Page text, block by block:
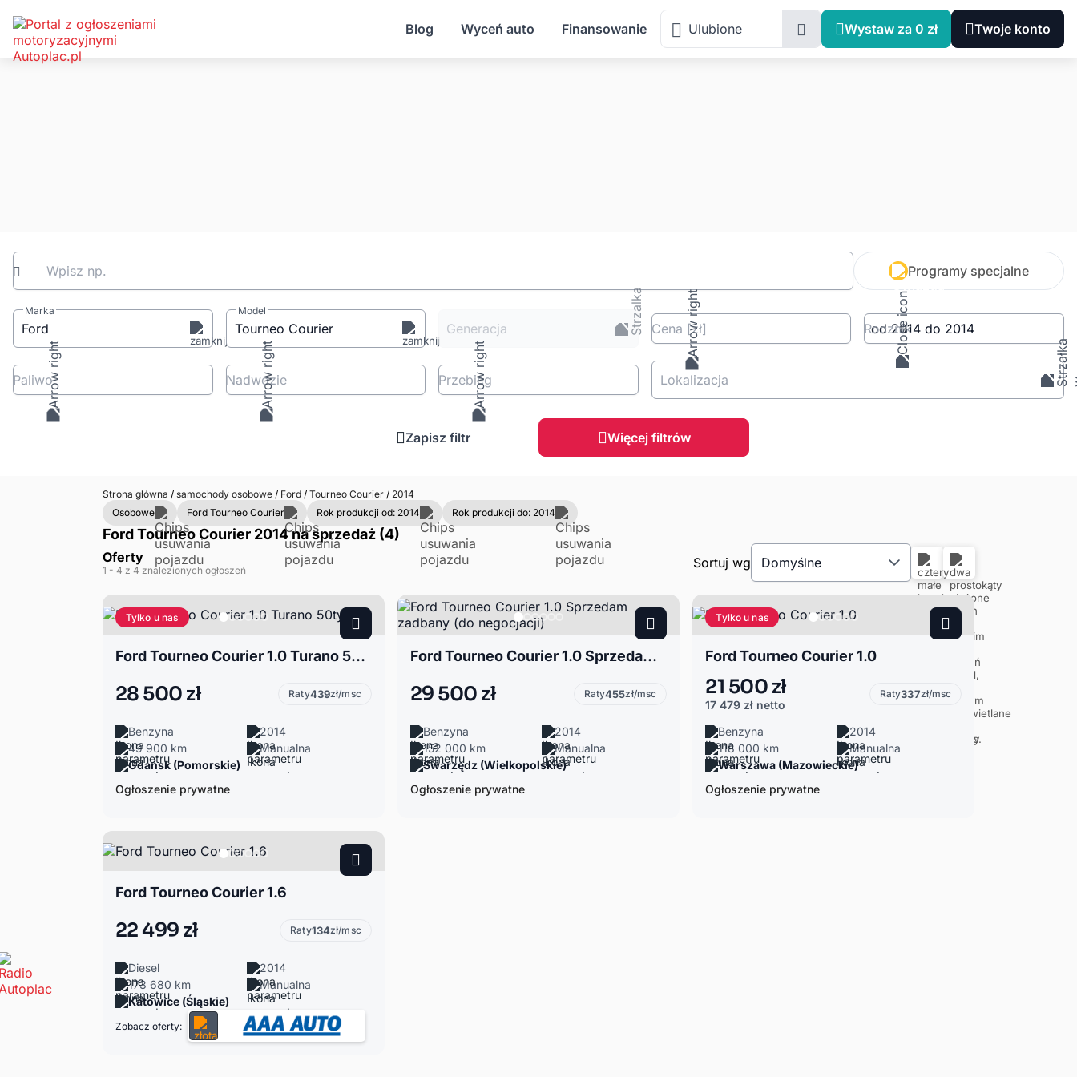
Blog Wyceń auto Finansowanie Ulubione Wystaw za 0 zł Twoje konto
Wpisz np. Programy specjalne
Marka
Ford
Model
Tourneo Courier Generacja Cena [zł] Rocznik
Paliwo Nadwozie Przebieg Lokalizacja
Zapisz filtr Więcej filtrów
Strona główna /samochody osobowe /Ford /Tourneo Courier /2014
Osobowe
Ford Tourneo Courier Rok produkcji od: 2014 Rok produkcji do: 2014
Ford Tourneo Courier 2014 na sprzedaż (4)
Oferty
1 - 4 z 4 znalezionych ogłoszeń Sortuj wg Domyślne
Tylko u nas
Ford Tourneo Courier 1.0 Turano 50tys km
28 500 zł Raty439zł/msc
Benzyna
2014
49 900 km
Manualna
Gdańsk (Pomorskie)
Ogłoszenie prywatne
Ford Tourneo Courier 1.0 Sprzedam zadbany (do negocjacji)
29 500 zł Raty455zł/msc
Benzyna
2014
152 000 km
Manualna
Swarzędz (Wielkopolskie)
Ogłoszenie prywatne
Tylko u nas
Ford Tourneo Courier 1.0
21 500 zł
17 479 zł netto
Raty337zł/msc
Benzyna
2014
118 000 km
Manualna
Warszawa (Mazowieckie)
Ogłoszenie prywatne
Ford Tourneo Courier 1.6
22 499 zł Raty134zł/msc
Diesel
2014
173 680 km
Manualna
Katowice (Śląskie)
Zobacz oferty: